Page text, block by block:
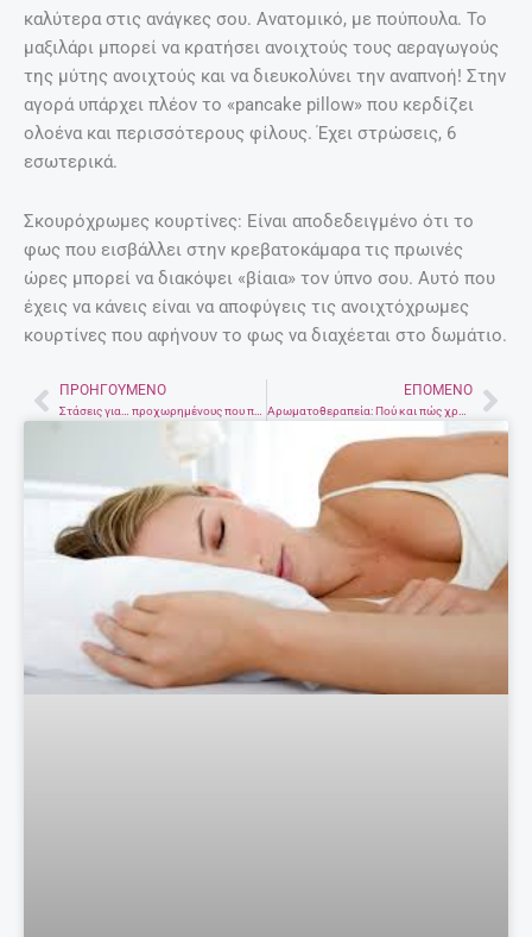
καλύτερα στις ανάγκες σου. Ανατομικό, με πούπουλα. Το
μαξιλάρι μπορεί να κρατήσει ανοιχτούς τους αεραγωγούς
της μύτης ανοιχτούς και να διευκολύνει την αναπνοή! Στην
αγορά υπάρχει πλέον το «pancake pillow» που κερδίζει
ολοένα και περισσότερους φίλους. Έχει στρώσεις, 6
εσωτερικά.
Σκουρόχρωμες κουρτίνες: Eίναι αποδεδειγμένο ότι το
φως που εισβάλλει στην κρεβατοκάμαρα τις πρωινές
ώρες μπορεί να διακόψει «βίαια» τον ύπνο σου. Αυτό που
έχεις να κάνεις είναι να αποφύγεις τις ανοιχτόχρωμες
κουρτίνες που αφήνουν το φως να διαχέεται στο δωμάτιο.
PrevΠΡΟΗΓΟΎΜΕΝΟ
Στάσεις για… προχωρημένους που πρέπει να δοκιμάσετε
ΕΠΌΜΕΝΟ
Αρωματοθεραπεία: Πού και πώς χρησιμοποιούμε τα αιθέρια έλαια